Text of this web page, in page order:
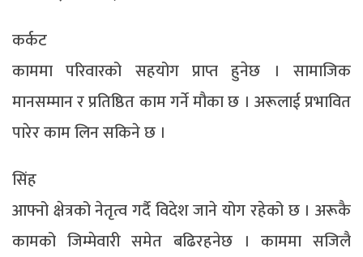
कर्कट
काममा परिवारको सहयोग प्राप्त हुनेछ । सामाजिक
मानसम्मान र प्रतिष्ठित काम गर्ने मौका छ । अरूलाई प्रभावित
पारेर काम लिन सकिने छ ।
सिंह
आफ्नो क्षेत्रको नेतृत्व गर्दै विदेश जाने योग रहेको छ । अरूकै
कामको जिम्मेवारी समेत बढिरहनेछ । काममा सजिलै